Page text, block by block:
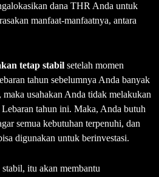
dana THR Anda untuk
manfaat-manfaatnya, antara
tetap stabil setelah momen
tahun sebelumnya Anda banyak
maka usahakan Anda tidak melakukan
tahun ini. Maka, Anda butuh
semua kebutuhan terpenuhi, dan
digunakan untuk berinvestasi.
itu akan membantu